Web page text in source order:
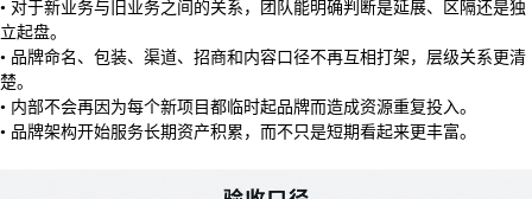
• 对于新业务与旧业务之间的关系，团队能明确判断是延展、区隔还是独
立起盘。
• 品牌命名、包装、渠道、招商和内容口径不再互相打架，层级关系更清
楚。
• 内部不会再因为每个新项目都临时起品牌而造成资源重复投入。
• 品牌架构开始服务长期资产积累，而不只是短期看起来更丰富。